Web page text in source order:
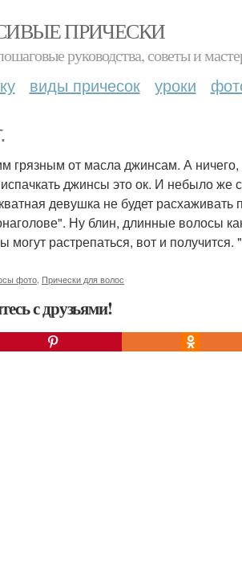
ПРИЧЕСКИ
руководства, советы и
виды причесок уроки
грязным от масла джинсам. А
джинсы это ок. И небыло же
девушка не будет
Ну блин, длинные волосы
могут растрепаться, вот и получится.
фото Прически для волос
с друзьями!